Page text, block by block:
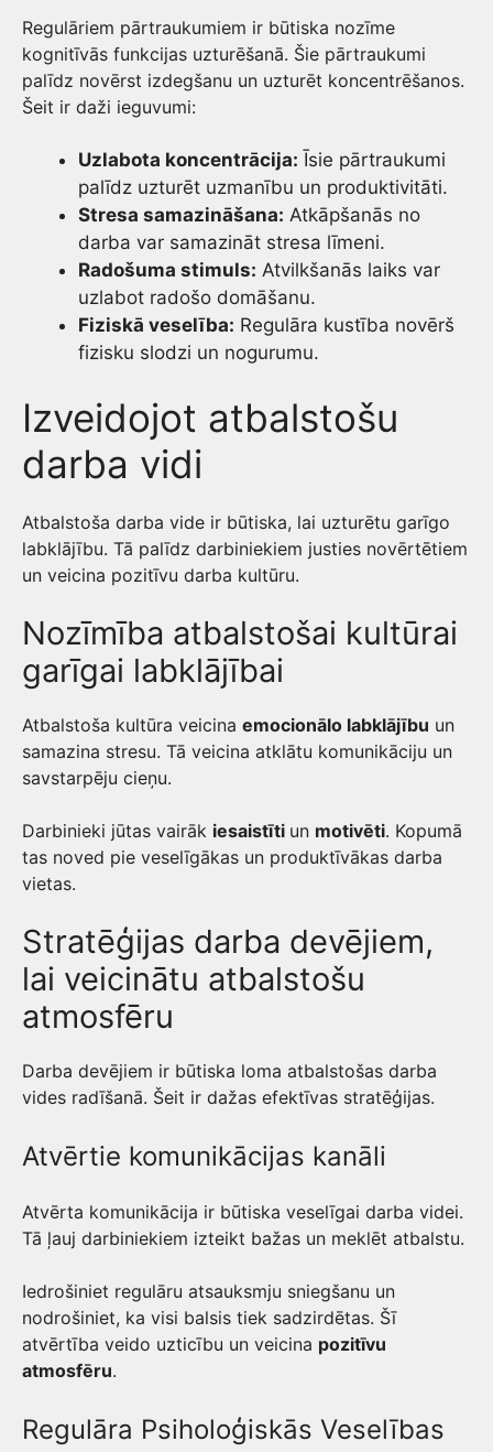
Regulāriem pārtraukumiem ir būtiska nozīme
kognitīvās funkcijas uzturēšanā. Šie pārtraukumi
palīdz novērst izdegšanu un uzturēt koncentrēšanos.
Šeit ir daži ieguvumi:
Uzlabota koncentrācija: Īsie pārtraukumi
palīdz uzturēt uzmanību un produktivitāti.
Stresa samazināšana: Atkāpšanās no
darba var samazināt stresa līmeni.
Radošuma stimuls: Atvilkšanās laiks var
uzlabot radošo domāšanu.
Fiziskā veselība: Regulāra kustība novērš
fizisku slodzi un nogurumu.
Izveidojot atbalstošu
darba vidi
Atbalstoša darba vide ir būtiska, lai uzturētu garīgo
labklājību. Tā palīdz darbiniekiem justies novērtētiem
un veicina pozitīvu darba kultūru.
Nozīmība atbalstošai kultūrai
garīgai labklājībai
Atbalstoša kultūra veicina emocionālo labklājību un
samazina stresu. Tā veicina atklātu komunikāciju un
savstarpēju cieņu.
Darbinieki jūtas vairāk iesaistīti un motivēti. Kopumā
tas noved pie veselīgākas un produktīvākas darba
vietas.
Stratēģijas darba devējiem,
lai veicinātu atbalstošu
atmosfēru
Darba devējiem ir būtiska loma atbalstošas darba
vides radīšanā. Šeit ir dažas efektīvas stratēģijas.
Atvērtie komunikācijas kanāli
Atvērta komunikācija ir būtiska veselīgai darba videi.
Tā ļauj darbiniekiem izteikt bažas un meklēt atbalstu.
Iedrošiniet regulāru atsauksmju sniegšanu un
nodrošiniet, ka visi balsis tiek sadzirdētas. Šī
atvērtība veido uzticību un veicina pozitīvu
atmosfēru.
Regulāra Psiholoģiskās Veselības